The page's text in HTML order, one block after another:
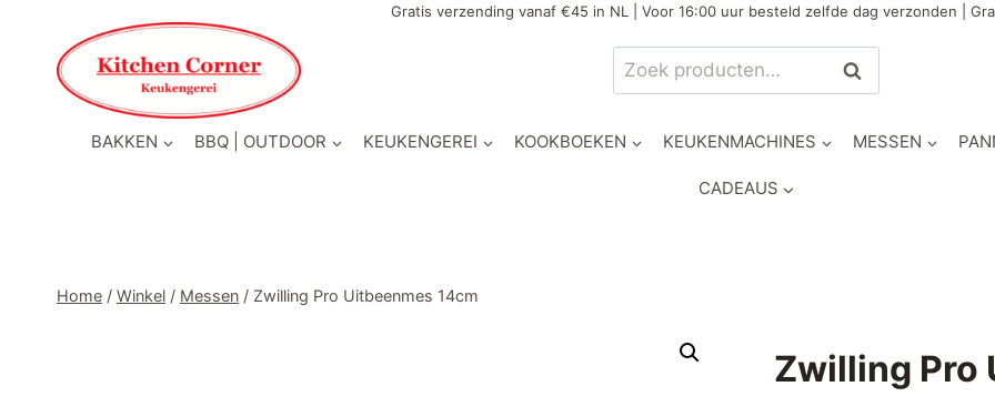
inhoud
Gratis verzending vanaf €45 in NL | Voor 16:00 uur besteld zelfde dag verzonden |
Zoeken
naar:
Zoeken
BAKKEN BBQ | OUTDOOR KEUKENGEREI KOOKBOEKEN KEUKENMACHINES MESSEN
CADEAUS
Home / Winkel / Messen / Zwilling Pro Uitbeenmes 14cm
Zwilling Pro